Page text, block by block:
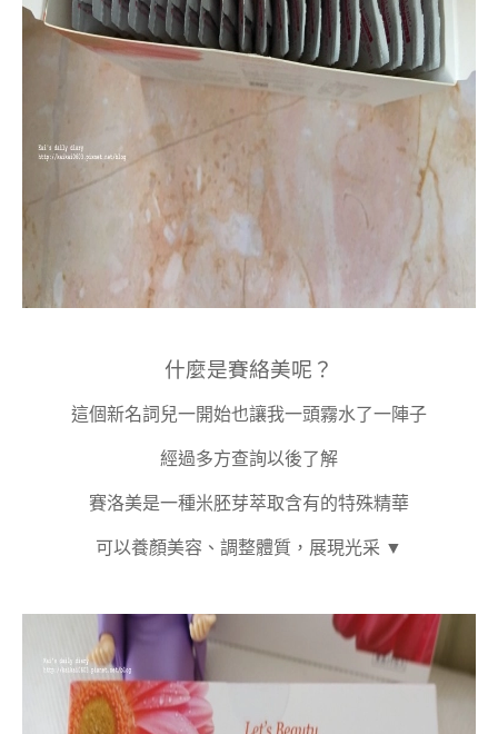
什麼是賽絡美呢？
這個新名詞兒一開始也讓我一頭霧水了一陣子
經過多方查詢以後了解
賽洛美是一種米胚芽萃取含有的特殊精華
可以養顏美容、調整體質，展現光采 ▼